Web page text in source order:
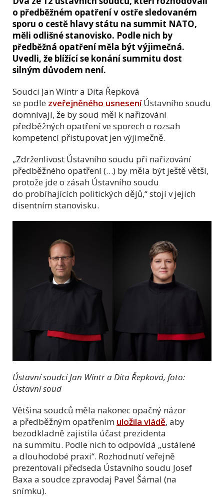
o předběžném opatření v ostře sledovaném
sporu o cestě hlavy státu na summit NATO,
měli odlišné stanovisko. Podle nich by
předběžná opatření měla být výjimečná.
Uvedli, že blížící se konání summitu dost
silným důvodem není.
Soudci Jan Wintr a Dita Řepková
se podle zveřejněného usneseníÚstavního soudu
domnívají, že by soud měl k nařizování
předběžných opatření ve sporech o rozsah
kompetencí přistupovat jen výjimečně.
„Zdrženlivost Ústavního soudu při nařizování
předběžného opatření (…) by měla být ještě větší,
protože jde o zásah Ústavního soudu
do probíhajících politických dějů,“stojí v jejich
disentním stanovisku.
Ústavní soudci Jan Wintr a Dita Řepková, foto:
Ústavní soud
Většina soudců měla nakonec opačný názor
a předběžným opatřením uložila vládě, aby
bezodkladně zajistila účast prezidenta
na summitu. Podle nich to odpovídá „ustálené
a dlouhodobé praxi“. Rozhodnutí veřejně
prezentovali předseda Ústavního soudu Josef
Baxa a soudce zpravodaj Pavel Šámal (na
snímku).